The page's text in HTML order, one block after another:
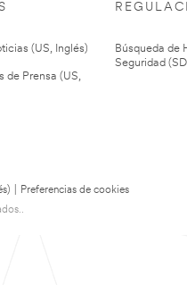
(US, Inglés)
de Prensa (US,
Búsqueda de
Seguridad
Preferencias de cookies